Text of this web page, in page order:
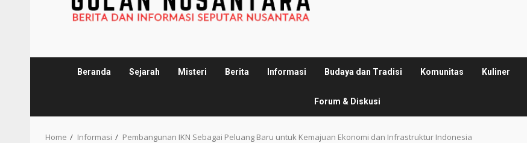
Beranda Sejarah Misteri Berita Informasi Budaya dan Tradisi Komunitas Kuliner
Forum & Diskusi
Home Informasi Pembangunan IKN Sebagai Peluang Baru untuk Kemajuan Ekonomi dan Infrastruktur Indonesia